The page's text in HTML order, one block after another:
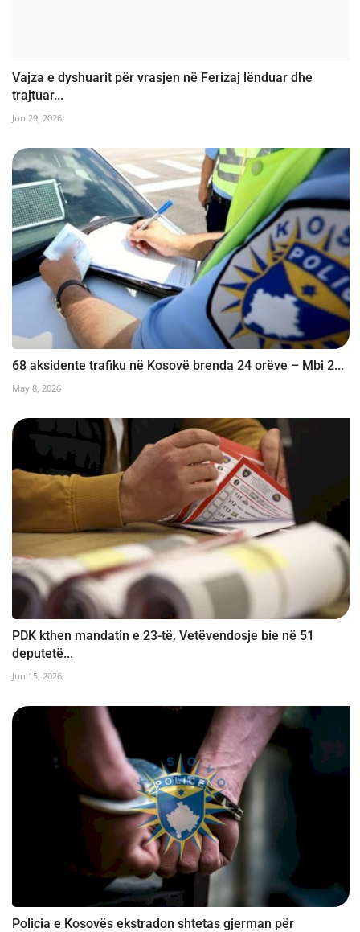
Vajza e dyshuarit për vrasjen në Ferizaj lënduar dhe
trajtuar...
Jun 29, 2026
68 aksidente trafiku në Kosovë brenda 24 orëve – Mbi 2...
May 8, 2026
PDK kthen mandatin e 23-të, Vetëvendosje bie në 51
deputetë...
Jun 15, 2026
Policia e Kosovës ekstradon shtetas gjerman për